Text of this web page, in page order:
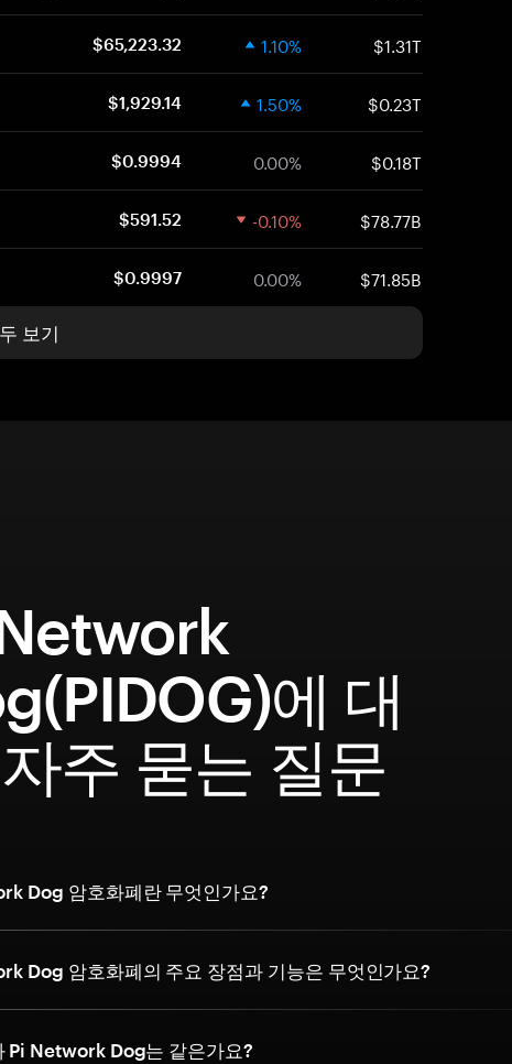
$65,223.32 1.10% $1.31T
$1,929.14 1.50% $0.23T
$0.9994 0.00% $0.18T
$591.52 -0.10% $78.77B
$0.9997 0.00% $71.85B
보기
에 대
주 묻는 질문
Dog 암호화폐란 무엇인가요?
Dog 암호화폐의 주요 장점과 기능은 무엇인가요?
Pi Network Dog는 같은가요?